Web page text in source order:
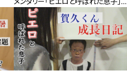
第79話